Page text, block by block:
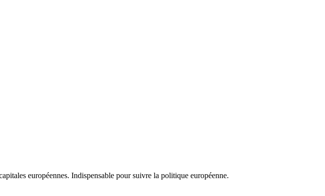
européennes. Indispensable pour suivre la politique européenne.